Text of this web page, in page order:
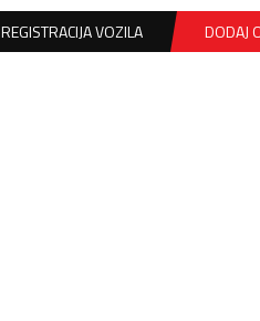
REGISTRACIJA VOZILA DODAJ